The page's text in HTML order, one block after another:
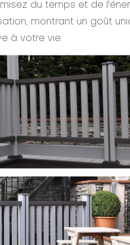
du temps et de
montrant un goût
à votre vie.